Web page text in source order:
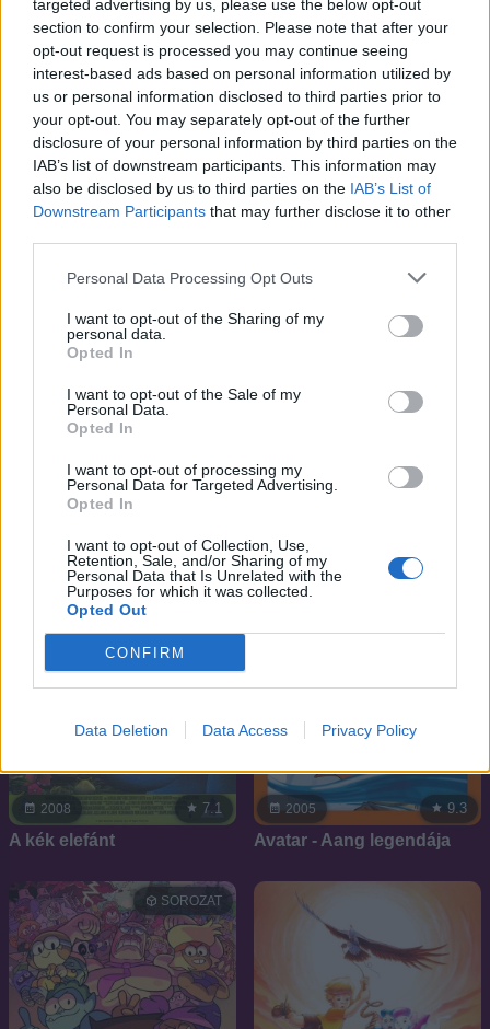
targeted advertising by us, please use the below opt-out
section to confirm your selection. Please note that after your
opt-out request is processed you may continue seeing
interest-based ads based on personal information utilized by
us or personal information disclosed to third parties prior to
your opt-out. You may separately opt-out of the further
disclosure of your personal information by third parties on the
IAB’s list of downstream participants. This information may
also be disclosed by us to third parties on the IAB’s List of
Downstream Participants that may further disclose it to other
Personal Data Processing Opt Outs
I want to opt-out of the Sharing of my
personal data.
Opted In
I want to opt-out of the Sale of my
Personal Data.
Opted In
I want to opt-out of processing my
Personal Data for Targeted Advertising.
Opted In
I want to opt-out of Collection, Use,
Retention, Sale, and/or Sharing of my
Personal Data that Is Unrelated with the
Purposes for which it was collected.
Opted Out
CONFIRM
Data Deletion Data Access Privacy Policy
Scooby-Doo és a
Cyberhajsza
Alsógatyás Kapitány
2017
1997
2008 7.1
A kék elefánt
2005 9.3
Avatar - Aang legendája
SOROZAT